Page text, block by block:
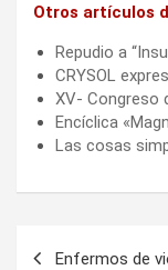
Otros artículos
Repudio a
CRYSOL
XV- Congreso
Encíclica
Las cosas
Enfermos de